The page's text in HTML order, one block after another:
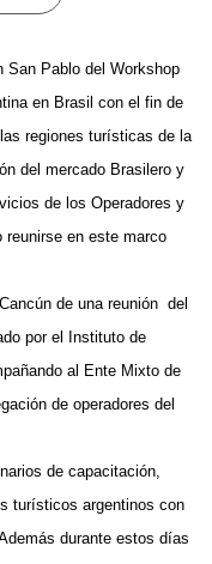
San Pablo del Workshop
en Brasil con el fin de
regiones turísticas de la
del mercado Brasilero y
de los Operadores y
en este marco
de una reunión del
por el Instituto de
al Ente Mixto de
de operadores del
de capacitación,
turísticos argentinos con
durante estos días